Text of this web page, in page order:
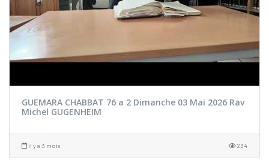
GUEMARA CHABBAT 76 a 2 Dimanche 03 Mai 2026 Rav
Michel GUGENHEIM
il y a 3 mois 234